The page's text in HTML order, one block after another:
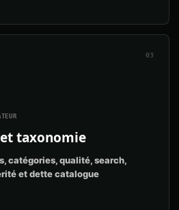
03
taxonomie
catégories, qualité, search,
et dette catalogue